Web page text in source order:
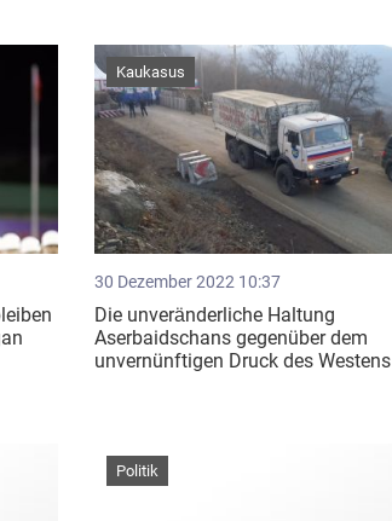
30 Dezember 2022 10:37
Die unveränderliche Haltung
Aserbaidschans gegenüber dem
unvernünftigen Druck des Westens
Kaukasus
Politik